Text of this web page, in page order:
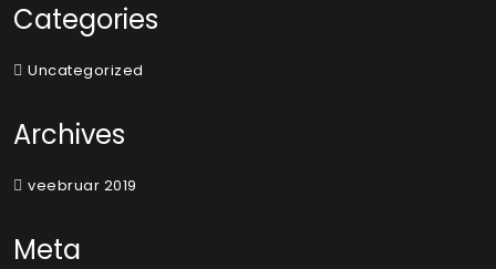
Categories
Uncategorized
Archives
veebruar 2019
Meta